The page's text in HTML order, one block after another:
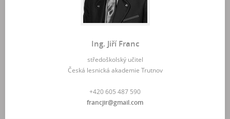
Ing. Jiří Franc
středoškolský učitel
Česká lesnická akademie Trutnov
+420 605 487 590
francjir@gmail.com